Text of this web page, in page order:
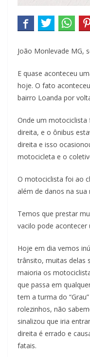
João Monlevade MG,
E quase aconteceu
hoje. O fato
bairro Loanda por
Onde um motociclista
direita, e o ônibus
direita e isso
motocicleta e o
O motociclista foi ao
além de danos na sua
Temos que prestar
vacilo pode acontecer
Hoje em dia vemos
trânsito, muitas delas
maioria os
que passa em
tem a turma do
rolezinhos, não
sinalizou que iria
direita é errado e
fatais.